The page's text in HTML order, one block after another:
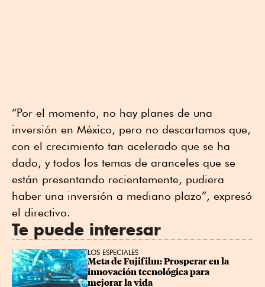
“Por el momento, no hay planes de una
inversión en México, pero no descartamos que,
con el crecimiento tan acelerado que se ha
dado, y todos los temas de aranceles que se
están presentando recientemente, pudiera
haber una inversión a mediano plazo”, expresó
el directivo.
Te puede interesar
LOS ESPECIALES
Meta de Fujifilm: Prosperar en la
innovación tecnológica para
mejorar la vida